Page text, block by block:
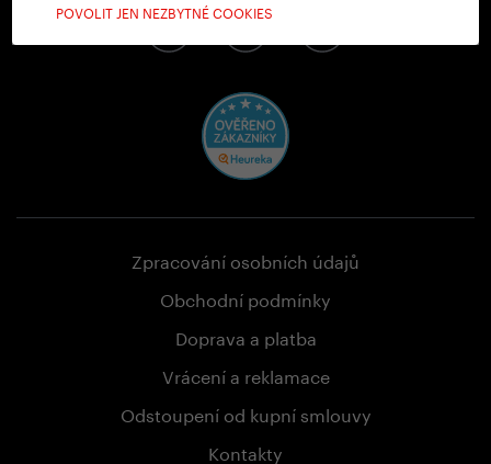
POVOLIT JEN NEZBYTNÉ COOKIES
Zpracování osobních údajů
Obchodní podmínky
Doprava a platba
Vrácení a reklamace
Odstoupení od kupní smlouvy
Kontakty